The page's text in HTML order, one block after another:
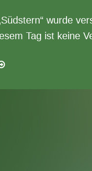
wurde
Tag ist keine
Sommerlagerfeuer